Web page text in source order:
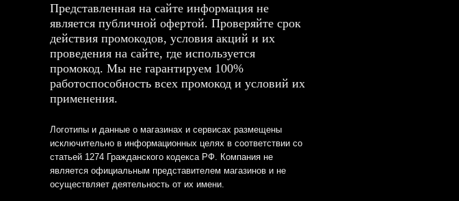
Представленная на сайте информация не
является публичной офертой. Проверяйте срок
действия промокодов, условия акций и их
проведения на сайте, где используется
промокод. Мы не гарантируем 100%
работоспособность всех промокод и условий их
применения.
Логотипы и данные о магазинах и сервисах размещены
исключительно в информационных целях в соответствии со
статьей 1274 Гражданского кодекса РФ. Компания не
является официальным представителем магазинов и не
осуществляет деятельность от их имени.